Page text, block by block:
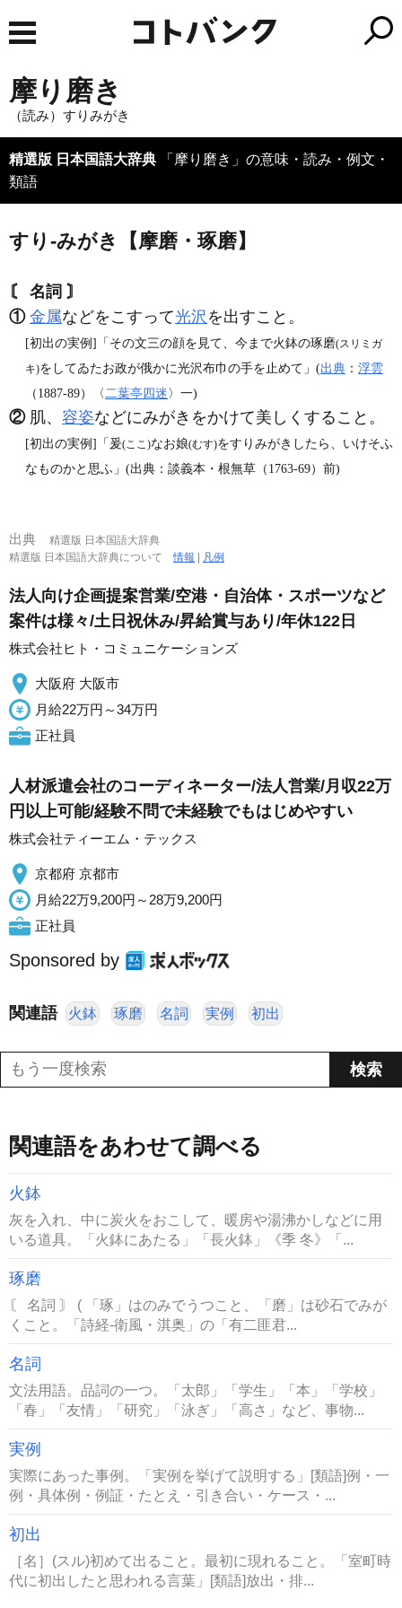
摩り磨き
（読み）すりみがき
精選版 日本国語大辞典 「摩り磨き」の意味・読み・例文・
類語
すり‐みがき【摩磨・琢磨】
〘 名詞 〙
① 金属などをこすって光沢 を出すこと。
[初出の実例]「その文三の顔を見て、今まで火鉢の琢磨(スリミガ
キ)をしてゐたお政が俄かに光沢布巾の手を止めて」(出典 ： 浮雲
（1887‐89）〈 二葉亭四迷〉一)
②肌、 容姿などにみがきをかけて美しくすること。
[初出の実例]「爰(ここ)なお娘(むす)をすりみがきしたら、いけそふ
なものかと思ふ」(出典：談義本・根無草（1763‐69）前)
出典
精選版 日本国語大辞典
精選版 日本国語大辞典について情報 凡例
法人向け企画提案営業/空港・自治体・スポーツなど
案件は様々/土日祝休み/昇給賞与あり/年休122日
株式会社ヒト・コミュニケーションズ
大阪府 大阪市
月給22万円～34万円
正社員
人材派遣会社のコーディネーター/法人営業/月収22万
円以上可能/経験不問で未経験でもはじめやすい
株式会社ティーエム・テックス
京都府 京都市
月給22万9,200円～28万9,200円
正社員
Sponsored by
関連語 火鉢 琢磨 名詞 実例 初出
関連語をあわせて調べる
火鉢
灰を入れ、中に炭火をおこして、暖房や湯沸かしなどに用
いる道具。「火鉢にあたる」「長火鉢」《季 冬》「...
琢磨
〘 名詞 〙 ( 「琢」はのみでうつこと、「磨」は砂石でみが
くこと。「詩経‐衛風・淇奥」の「有二匪君...
名詞
文法用語。品詞の一つ。「太郎」「学生」「本」「学校」
「春」「友情」「研究」「泳ぎ」「高さ」など、事物...
実例
実際にあった事例。「実例を挙げて説明する」[類語]例・一
例・具体例・例証・たとえ・引き合い・ケース・...
初出
［名］(スル)初めて出ること。最初に現れること。「室町時
代に初出したと思われる言葉」[類語]放出・排...